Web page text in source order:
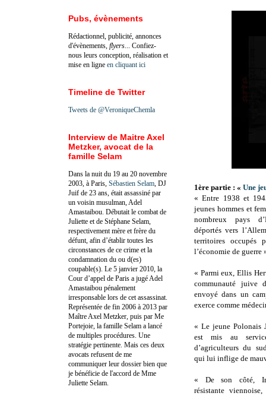
1ère partie : « Une
« Entre 1938 et
jeunes hommes et
nombreux pays
déportés vers
territoires occupés
l’économie de guerre
« Parmi eux, Ellis
communauté juive
envoyé dans un
exerce comme
« Le jeune Polonais
est mis au
d’agriculteurs du
qui lui inflige de
« De son côté,
résistante
Pubs, évènements
Rédactionnel, publicité, annonces
d'évènements, flyers ... Confiez-
nous leurs conception, réalisation et
mise en ligne en cliquant ici
Timeline de Twitter
Tweets de @VeroniqueChemla
Interview de Maitre Axel
Metzker, avocat de la
famille Selam
Dans la nuit du 19 au 20 novembre
2003, à Paris, Sébastien Selam , DJ
Juif de 23 ans, était assassiné par
un voisin musulman, Adel
Amastaibou. Débutait le combat de
Juliette et de Stéphane Selam,
respectivement mère et frère du
défunt, afin d’établir toutes les
circonstances de ce crime et la
condamnation du ou d(es)
coupable(s). Le 5 janvier 2010, la
Cour d’appel de Paris a jugé Adel
Amastaibou pénalement
irresponsable lors de cet assassinat.
Représentée de fin 2006 à 2013 par
Maître Axel Metzker, puis par Me
Portejoie, la famille Selam a lancé
de multiples procédures. Une
stratégie pertinente. Mais ces deux
avocats refusent de me
communiquer leur dossier bien que
je bénéficie de l'accord de Mme
Juliette Selam.